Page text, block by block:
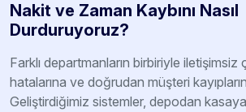
Nakit ve Zaman Kaybını Nasıl
Durduruyoruz?
Farklı departmanların birbiriyle iletişimsiz
hatalarına ve doğrudan müşteri
Geliştirdiğimiz sistemler, depodan